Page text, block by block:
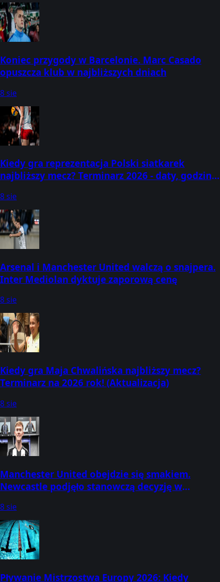
Koniec przygody w Barcelonie. Marc Casado
opuszcza klub w najbliższych dniach
8 sie
Kiedy gra reprezentacja Polski siatkarek
najbliższy mecz? Terminarz 2026 - daty, godziny
8 sie
Arsenal i Manchester United walczą o snajpera.
Inter Mediolan dyktuje zaporową cenę
8 sie
Kiedy gra Maja Chwalińska najbliższy mecz?
Terminarz na 2026 rok! (Aktualizacja)
8 sie
Manchester United obejdzie się smakiem.
Newcastle podjęło stanowczą decyzję w
8 sie
Pływanie Mistrzostwa Europy 2026: Kiedy